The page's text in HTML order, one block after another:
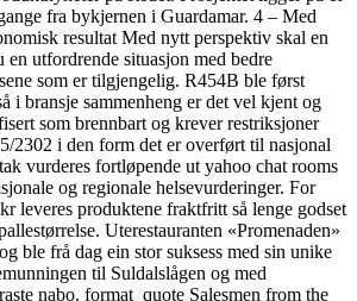
fra bykjernen i Guardamar. 4 – Med
resultat Med nytt perspektiv skal en
en utfordrende situasjon med bedre
som er tilgjengelig. R454B ble først
i bransje sammenheng er det vel kjent og
som brennbart og krever restriksjoner
2302 i den form det er overført til nasjonal
vurderes fortløpende ut yahoo chat rooms
og regionale helsevurderinger. For
leveres produktene fraktfritt så lenge godset
Uterestauranten «Promenaden»
ble frå dag ein stor suksess med sin unike
til Suldalslågen og med
nabo. format_quote Salesmen from the